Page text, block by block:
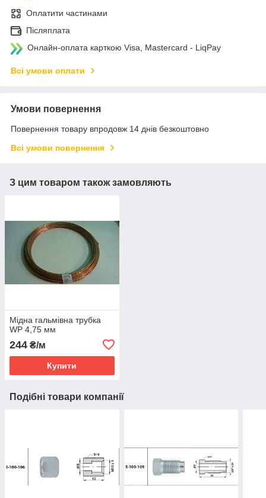
Оплатити частинами
Післяплата
Онлайн-оплата карткою Visa, Mastercard - LiqPay
Всі умови оплати
Умови повернення
Повернення товару впродовж 14 днів безкоштовно
Всі умови повернення
З цим товаром також замовляють
Мідна гальмівна трубка
WP 4,75 мм
244 ₴/м
Купити
Подібні товари компанії